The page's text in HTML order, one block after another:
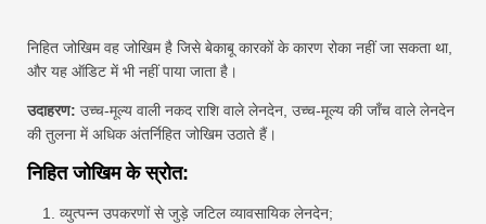
निहित जोखिम वह जोखिम है जिसे बेकाबू कारकों के कारण रोका नहीं जा सकता था,
और यह ऑडिट में भी नहीं पाया जाता है।
उदाहरण: उच्च-मूल्य वाली नकद राशि वाले लेनदेन, उच्च-मूल्य की जाँच वाले लेनदेन
की तुलना में अधिक अंतर्निहित जोखिम उठाते हैं।
निहित जोखिम के स्रोत:
व्युत्पन्न उपकरणों से जुड़े जटिल व्यावसायिक लेनदेन;